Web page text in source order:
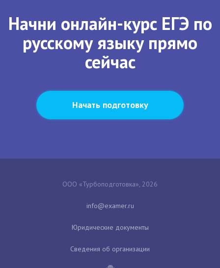
Начни онлайн-курс ЕГЭ по
русскому языку прямо
сейчас
Начать подготовку
ООО «Турбоподготовка», 2026
Юридические документы
Сведения об организации